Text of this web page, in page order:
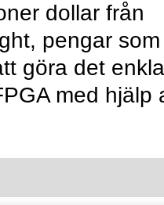
dollar från
pengar som
göra det
med hjälp